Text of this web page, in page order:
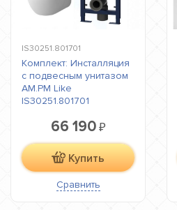
IS30251.801701
Комплект: Инсталляция
с подвесным унитазом
AM.PM Like
IS30251.801701
66 190₽
Купить
Сравнить